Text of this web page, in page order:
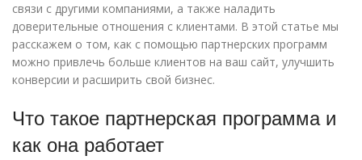
связи с другими компаниями, а также наладить
доверительные отношения с клиентами. В этой статье мы
расскажем о том, как с помощью партнерских программ
можно привлечь больше клиентов на ваш сайт, улучшить
конверсии и расширить свой бизнес.
Что такое партнерская программа и
как она работает